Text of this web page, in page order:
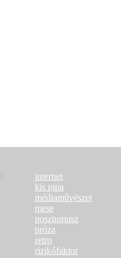
internet
kis pipa
médiaművészet
mese
posztumusz
próza
retro
rizikófaktor